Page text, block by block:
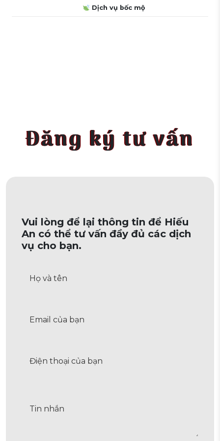
Dịch vụ bốc mộ
Đăng ký tư vấn
Vui lòng để lại thông tin để Hiếu
An có thể tư vấn đầy đủ các dịch
vụ cho bạn.